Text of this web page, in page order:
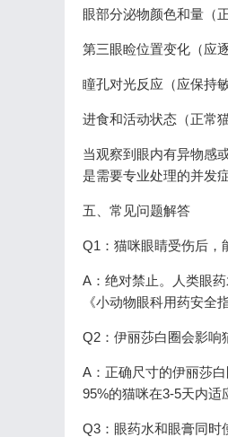
眼部分泌物颜色和量（
第三眼睑位置变化（应
瞳孔对光反应（应保持敏
进食和活动状态（正常
当观察到眼内有异物感
是需要专业处理的并发症
五、常见问题解答
Q1：猫咪眼睛受伤后，
A：绝对禁止。人类眼
《小动物眼科用药安全
Q2：伊丽莎白圈会影响
A：正确尺寸的伊丽莎
95%的猫咪在3-5天内适
Q3：眼药水和眼膏同时